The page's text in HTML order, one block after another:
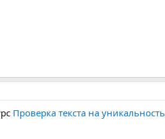
Проверка текста на уникальность